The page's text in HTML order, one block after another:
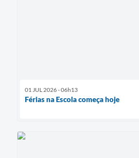
01 JUL 2026 - 06h13
Férias na Escola começa hoje